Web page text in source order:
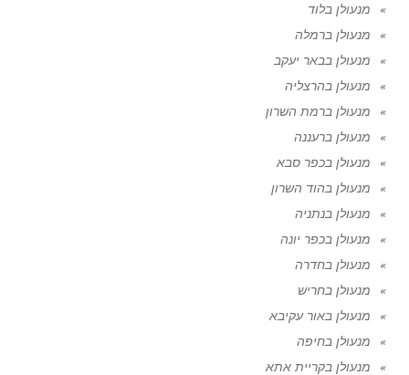
מנעולן בלוד
מנעולן ברמלה
מנעולן בבאר יעקב
מנעולן בהרצליה
מנעולן ברמת השרון
מנעולן ברעננה
מנעולן בכפר סבא
מנעולן בהוד השרון
מנעולן בנתניה
מנעולן בכפר יונה
מנעולן בחדרה
מנעולן בחריש
מנעולן באור עקיבא
מנעולן בחיפה
מנעולן בקריית אתא